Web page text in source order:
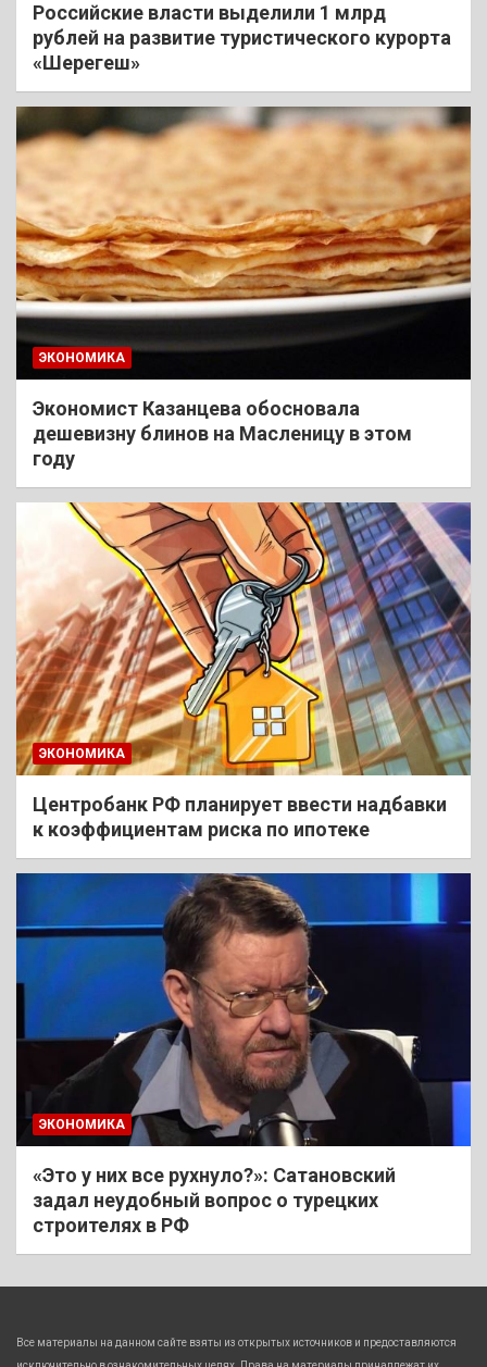
Российские власти выделили 1 млрд
рублей на развитие туристического курорта
«Шерегеш»
ЭКОНОМИКА
Экономист Казанцева обосновала
дешевизну блинов на Масленицу в этом
году
ЭКОНОМИКА
Центробанк РФ планирует ввести надбавки
к коэффициентам риска по ипотеке
ЭКОНОМИКА
«Это у них все рухнуло?»: Сатановский
задал неудобный вопрос о турецких
строителях в РФ
Все материалы на данном сайте взяты из открытых источников и предоставляются